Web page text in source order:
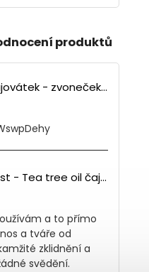
produktů
Sada vykrajovátek - zvoneček (3ks)
Bylinná mast - Tea tree oil čajovník (150ml)
a to přímo
a tváře od
zklidnění a
svědění.